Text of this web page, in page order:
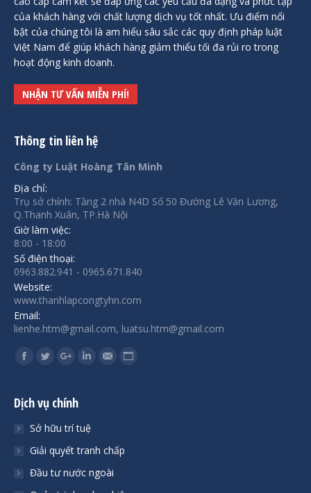
của khách hàng với chất lượng dịch vụ tốt nhất. Ưu điểm nổi
bật của chúng tôi là am hiểu sâu sắc các quy định pháp luật
Việt Nam để giúp khách hàng giảm thiểu tối đa rủi ro trong
hoạt động kinh doanh.
NHẬN TƯ VẤN MIỄN PHÍ!
Thông tin liên hệ
Công ty Luật Hoàng Tân Minh
Địa chỉ:
Trụ sở chính: Tầng 2 nhà N4D Số 50 Đường Lê Văn Lương,
Q.Thanh Xuân, TP.Hà Nội
Giờ làm việc:
8:00 - 18:00
Số điện thoại:
0963.882.941 - 0965.671.840
Website:
www.thanhlapcongtyhn.com
Email:
lienhe.htm@gmail.com, luatsu.htm@gmail.com
Find us on:
Facebook
Twitter MailWebsite
Dịch vụ chính
Sở hữu trí tuệ
Giải quyết tranh chấp
Đầu tư nước ngoài